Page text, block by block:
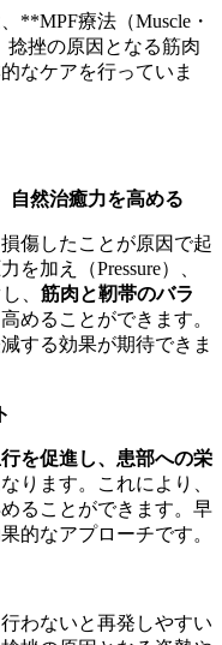
**MPF療法（Muscle・
捻挫の原因となる筋肉
なケアを行っていま
自然治癒力を高める
傷したことが原因で起
加え（Pressure）、
、 筋肉と靭帯のバラ
めることができます。
する効果が期待できま
行を促進し、患部への栄
ります。これにより、
ることができます。早
的なアプローチです。
わないと再発しやすい